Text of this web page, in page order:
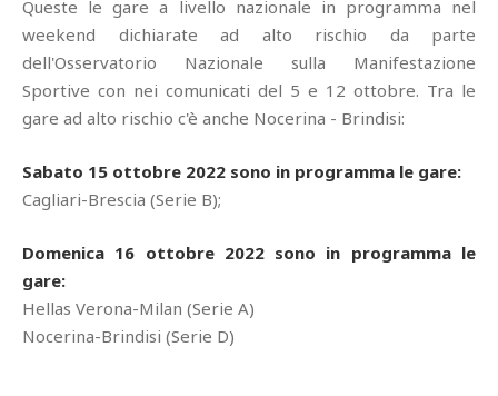
Queste le gare a livello nazionale in programma nel
weekend dichiarate ad alto rischio da parte
dell'Osservatorio Nazionale sulla Manifestazione
Sportive con nei comunicati del 5 e 12 ottobre. Tra le
gare ad alto rischio c'è anche Nocerina - Brindisi:
Sabato 15 ottobre 2022 sono in programma le gare:
Cagliari-Brescia (Serie B);
Domenica 16 ottobre 2022 sono in programma le
gare:
Hellas Verona-Milan (Serie A)
Nocerina-Brindisi (Serie D)